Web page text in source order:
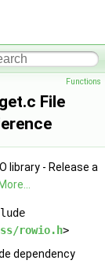
Functions
File
library - Release a
More...
rowio.h>
dependency